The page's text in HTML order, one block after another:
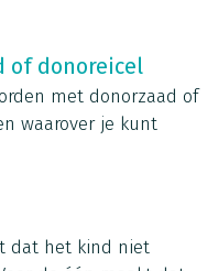
of donoreicel
met donorzaad of
waarover je kunt
dat het kind niet